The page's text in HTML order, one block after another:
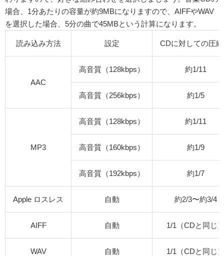
場合、1分あたりの容量が約9MBになりますので、 AIFFやWAV
を選択した場合、5分の曲で45MBという計算になります。
読み込み方法 設定 CDに対しての圧
AAC
高音質（128kbps） 約1/11
高音質（256kbps） 約1/5
MP3
高音質（128kbps） 約1/11
高音質（160kbps） 約1/9
高音質（192kbps） 約1/7
Apple ロスレス 自動 約2/3〜約3/4
AIFF 自動 1/1（CDと同じ
WAV 自動 1/1（CDと同じ